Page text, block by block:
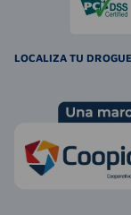
LOCALIZA TU